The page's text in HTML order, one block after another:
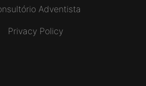
Adventista
Privacy Policy